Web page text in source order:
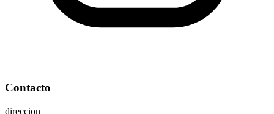
Contacto
direccion